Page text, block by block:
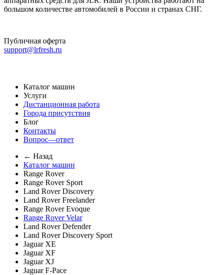
большом количестве автомобилей в России и странах СНГ.
Публичная оферта
support@lrfresh.ru
Каталог машин
Услуги
Дистанционная работа
Города присутствия
Блог
Контакты
Вопрос—ответ
← Назад
Каталог машин
Range Rover
Range Rover Sport
Land Rover Discovery
Land Rover Freelander
Range Rover Evoque
Range Rover Velar
Land Rover Defender
Land Rover Discovery Sport
Jaguar XE
Jaguar XF
Jaguar XJ
Jaguar F-Pace